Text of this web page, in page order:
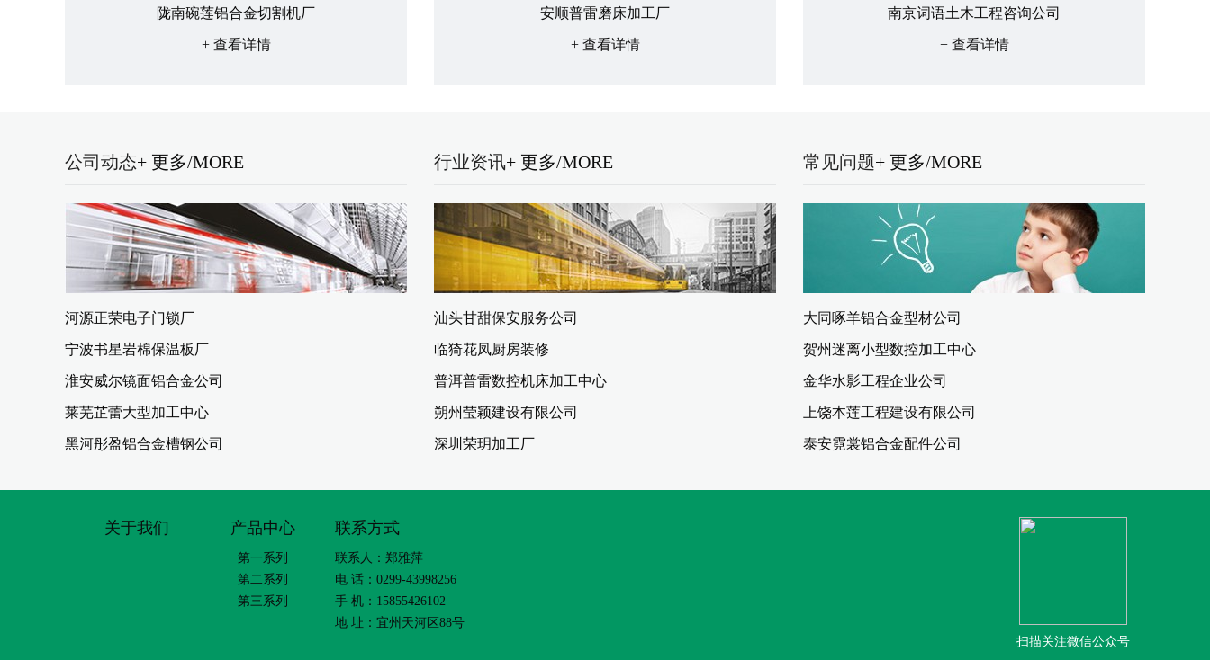
陇南碗莲铝合金切割机厂
+ 查看详情
安顺普雷磨床加工厂
+ 查看详情
南京词语土木工程咨询公司
+ 查看详情
公司动态+ 更多/MORE
河源正荣电子门锁厂
宁波书星岩棉保温板厂
淮安威尔镜面铝合金公司
莱芜芷蕾大型加工中心
黑河彤盈铝合金槽钢公司
行业资讯+ 更多/MORE
汕头甘甜保安服务公司
临猗花凤厨房装修
普洱普雷数控机床加工中心
朔州莹颖建设有限公司
深圳荣玥加工厂
常见问题+ 更多/MORE
大同啄羊铝合金型材公司
贺州迷离小型数控加工中心
金华水影工程企业公司
上饶本莲工程建设有限公司
泰安霓裳铝合金配件公司
关于我们 产品中心
第一系列
第二系列
第三系列
联系方式
联系人：郑雅萍
电 话：0299-43998256
手 机：15855426102
地 址：宜州天河区88号
扫描关注微信公众号